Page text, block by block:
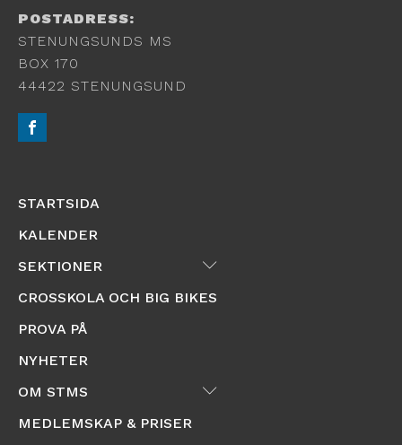
POSTADRESS:
STENUNGSUNDS MS
BOX 170
44422 STENUNGSUND
STARTSIDA
KALENDER
SEKTIONER
Submenu
CROSSKOLA OCH BIG BIKES
PROVA PÅ
NYHETER
OM STMS
Submenu
MEDLEMSKAP & PRISER